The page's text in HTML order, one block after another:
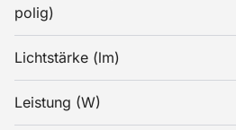
polig)
Lichtstärke (lm)
Leistung (W)